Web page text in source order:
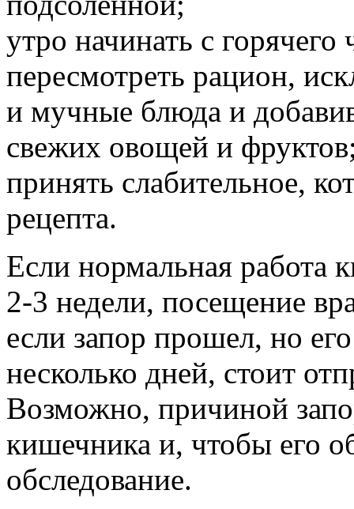
утро начинать с горячего
пересмотреть рацион,
и мучные блюда и
свежих овощей и
принять слабительное,
рецепта.
Если нормальная работа
2-3 недели, посещение
если запор прошел, но
несколько дней, стоит
Возможно, причиной
кишечника и, чтобы его
обследование.